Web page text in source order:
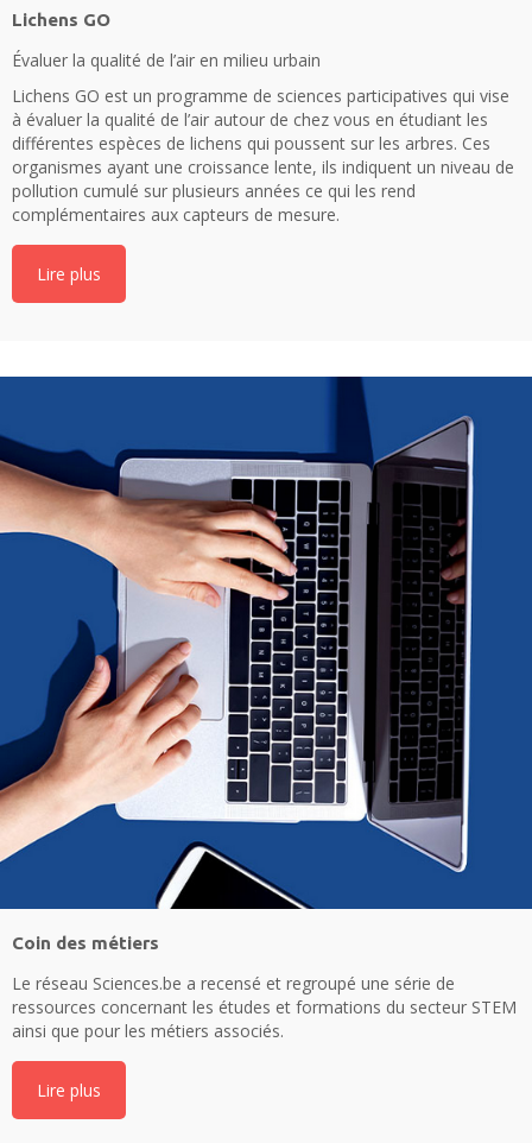
Lichens GO
Évaluer la qualité de l’air en milieu urbain
Lichens GO est un programme de sciences participatives qui vise
à évaluer la qualité de l’air autour de chez vous en étudiant les
différentes espèces de lichens qui poussent sur les arbres. Ces
organismes ayant une croissance lente, ils indiquent un niveau de
pollution cumulé sur plusieurs années ce qui les rend
complémentaires aux capteurs de mesure.
Lire plus
Coin des métiers
Le réseau Sciences.be a recensé et regroupé une série de
ressources concernant les études et formations du secteur STEM
ainsi que pour les métiers associés.
Lire plus